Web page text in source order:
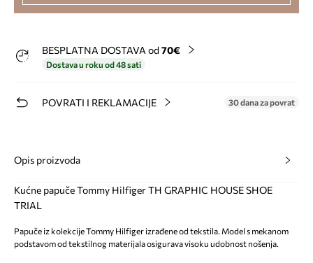
BESPLATNA DOSTAVA od 70€
Dostava u roku od 48 sati
POVRATI I REKLAMACIJE 30 dana za povrat
Opis proizvoda
Kućne papuče Tommy Hilfiger TH GRAPHIC HOUSE SHOE
TRIAL
Papuče iz kolekcije Tommy Hilfiger izrađene od tekstila. Model s mekanom
podstavom od tekstilnog materijala osigurava visoku udobnost nošenja.